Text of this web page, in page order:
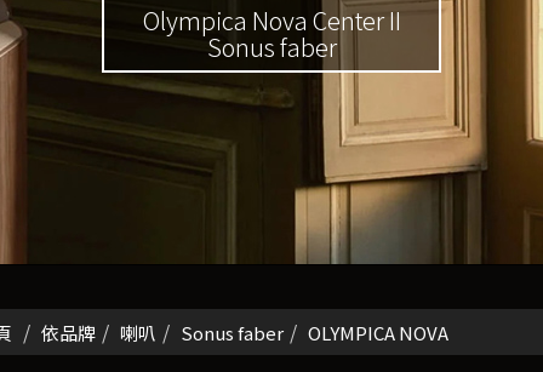
Olympica Nova Center II
Sonus faber
依品牌 喇叭 Sonus faber OLYMPICA NOVA